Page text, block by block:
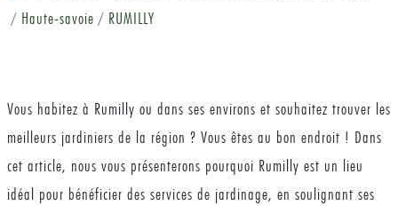
Haute-savoie
RUMILLY
Vous habitez à Rumilly ou dans ses environs et souhaitez trouver les
meilleurs jardiniers de la région ? Vous êtes au bon endroit ! Dans
cet article, nous vous présenterons pourquoi Rumilly est un lieu
idéal pour bénéficier des services de jardinage, en soulignant ses